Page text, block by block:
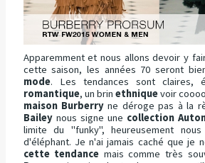
Apparemment et nous allons devoir y
cette saison, les années 70 seront
mode. Les tendances sont claires,
romantique, un brin ethniquevoir
maison Burberryne déroge pas à la
Baileynous signe une collection
limite du "funky", heureusement
d'éléphant. Je n'ai jamais caché que je
cette tendance mais comme très